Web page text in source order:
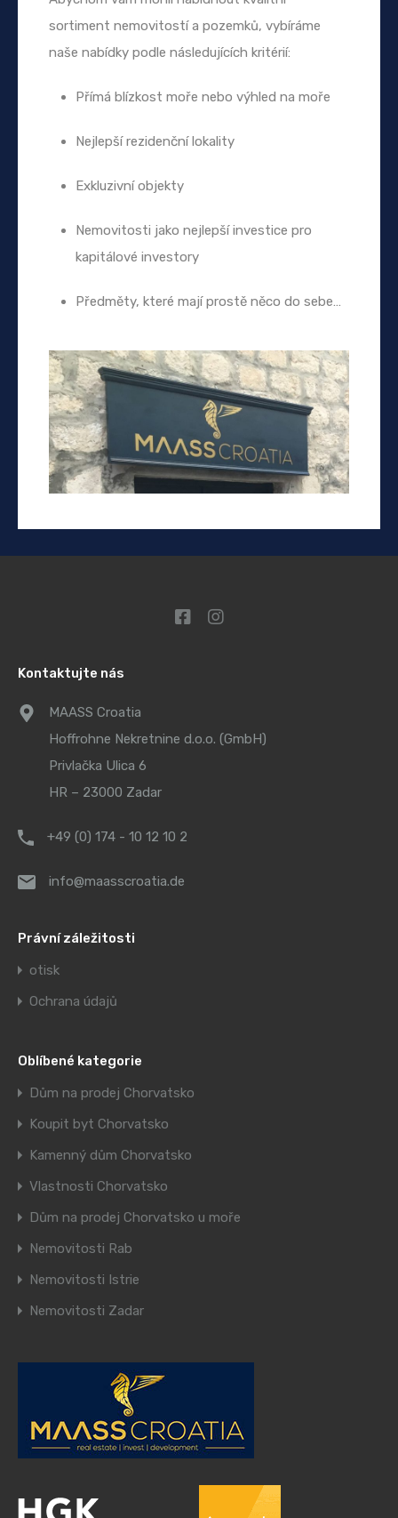
sortiment nemovitostí a pozemků, vybíráme
naše nabídky podle následujících kritérií:
Přímá blízkost moře nebo výhled na moře
Nejlepší rezidenční lokality
Exkluzivní objekty
Nemovitosti jako nejlepší investice pro
kapitálové investory
Předměty, které mají prostě něco do sebe…
Kontaktujte nás
MAASS Croatia
Hoffrohne Nekretnine d.o.o. (GmbH)
Privlačka Ulica 6
HR – 23000 Zadar
+49 (0) 174 - 10 12 10 2
info@maasscroatia.de
Právní záležitosti
otisk
Ochrana údajů
Oblíbené kategorie
Dům na prodej Chorvatsko
Koupit byt Chorvatsko
Kamenný dům Chorvatsko
Vlastnosti Chorvatsko
Dům na prodej Chorvatsko u moře
Nemovitosti Rab
Nemovitosti Istrie
Nemovitosti Zadar